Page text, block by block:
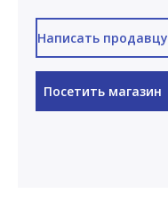
Написать продавцу
Посетить магазин